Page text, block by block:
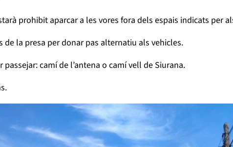
prohibit aparcar a les vores fora dels espais indicats per
la presa per donar pas alternatiu als vehicles.
camí de l’antena o camí vell de Siurana.